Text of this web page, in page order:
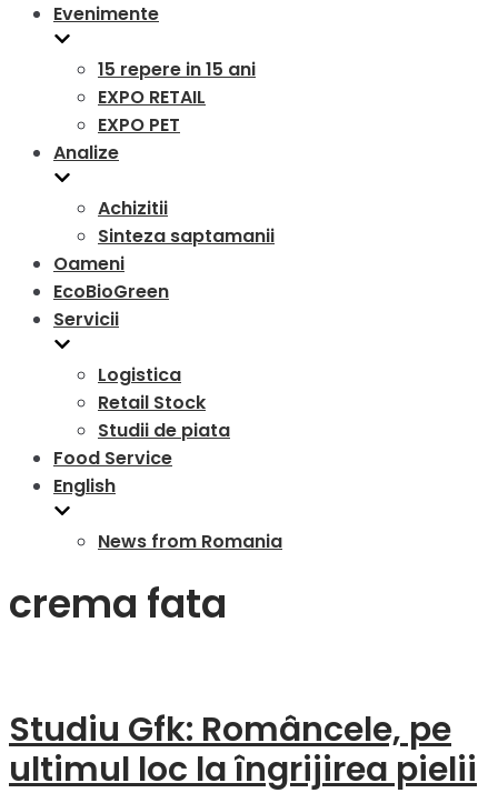
Evenimente
15 repere in 15 ani
EXPO RETAIL
EXPO PET
Analize
Achizitii
Sinteza saptamanii
Oameni
EcoBioGreen
Servicii
Logistica
Retail Stock
Studii de piata
Food Service
English
News from Romania
crema fata
Studiu Gfk: Româncele, pe
ultimul loc la îngrijirea pielii